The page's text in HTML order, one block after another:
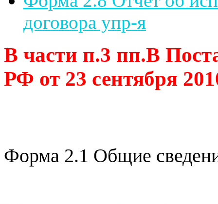
договора упр-я
В части п.3 пп.В
РФ от 23 сентября
Форма 2.1 Общие